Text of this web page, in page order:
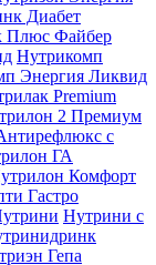
Диабет
Плюс Файбер
Нутрикомп
Энергия Ликвид
Premium
2 Премиум
с
ГА
Комфорт
Гастро
Нутрини с
Гепа